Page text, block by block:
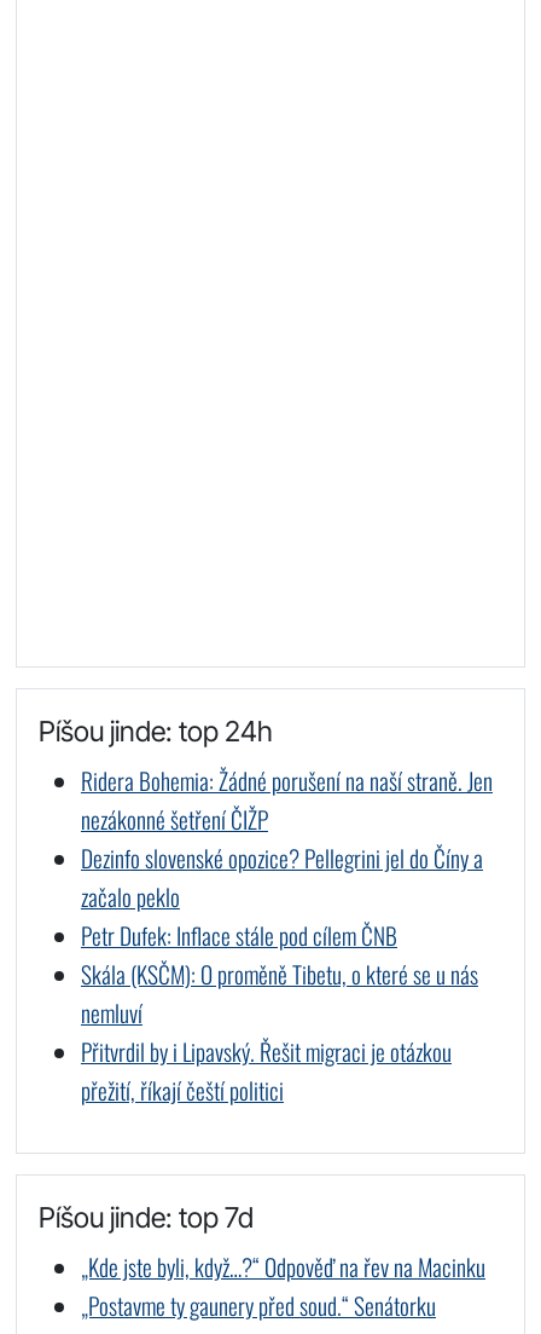
Píšou jinde: top 24h
Ridera Bohemia: Žádné porušení na naší straně. Jen
nezákonné šetření ČIŽP
Dezinfo slovenské opozice? Pellegrini jel do Číny a
začalo peklo
Petr Dufek: Inflace stále pod cílem ČNB
Skála (KSČM): O proměně Tibetu, o které se u nás
nemluví
Přitvrdil by i Lipavský. Řešit migraci je otázkou
přežití, říkají čeští politici
Píšou jinde: top 7d
„Kde jste byli, když…?“ Odpověď na řev na Macinku
„Postavme ty gaunery před soud.“ Senátorku